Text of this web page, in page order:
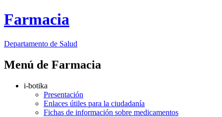
Farmacia
Departamento de Salud
Menú de Farmacia
i-botika
Presentación
Enlaces útiles para la ciudadanía
Fichas de información sobre medicamentos